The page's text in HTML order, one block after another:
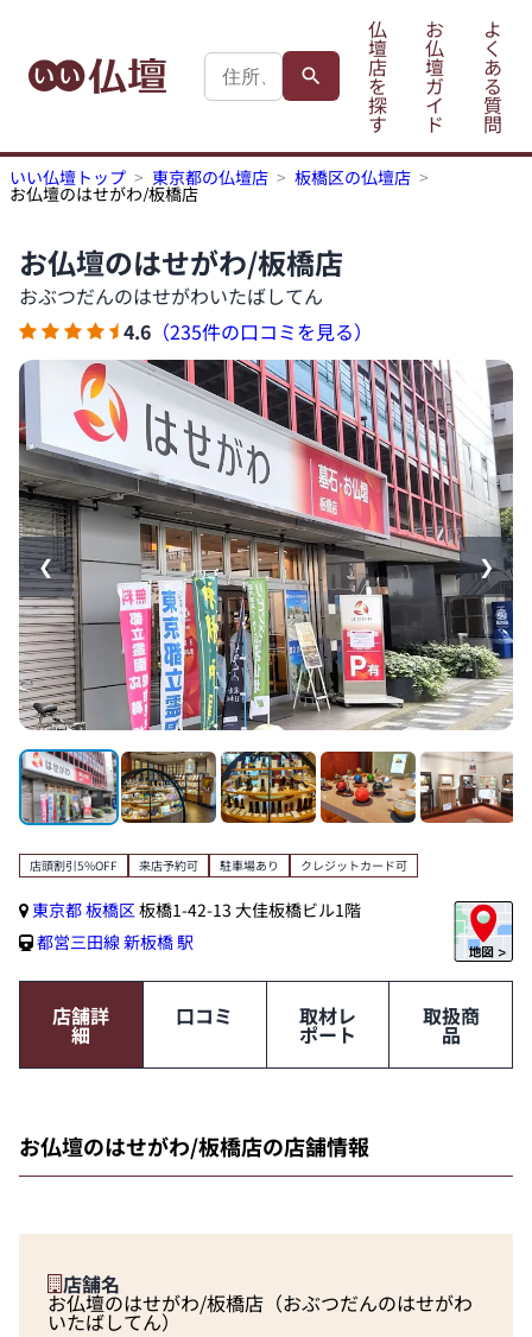
仏
壇
店
を
探
す
お
仏
壇
ガ
イ
ド
よ
く
あ
る
質
問
いい仏壇トップ 東京都の仏壇店 板橋区の仏壇店
お仏壇のはせがわ/板橋店
お仏壇のはせがわ/板橋店
おぶつだんのはせがわいたばしてん
4.6 （235件の口コミを見る）
❮ ❯
店頭割引5%OFF 来店予約可 駐車場あり クレジットカード可
東京都板橋区板橋1-42-13 大佳板橋ビル1階
都営三田線新板橋 駅
店舗詳
細
口コミ 取材レ
ポート
取扱商
品
お仏壇のはせがわ/板橋店の店舗情報
店舗名
お仏壇のはせがわ/板橋店（おぶつだんのはせがわ
いたばしてん）